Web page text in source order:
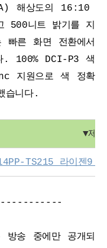
해상도의 16:10
500니트 밝기를 지
른 화면 전환에서
. 100% DCI-P3 색
지원으로 색 정확
습니다.
▼제
TS215 라이젠9
방송 중에만 공개되